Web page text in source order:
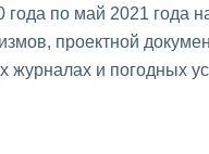
по май 2021 года
проектной
журналах и погодных